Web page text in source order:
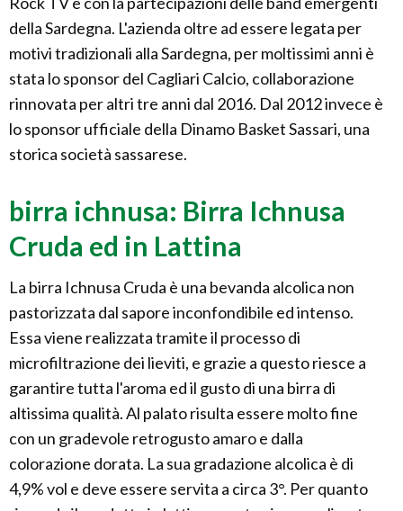
della Sardegna. L'azienda oltre ad essere legata per
motivi tradizionali alla Sardegna, per moltissimi anni è
stata lo sponsor del Cagliari Calcio, collaborazione
rinnovata per altri tre anni dal 2016. Dal 2012 invece è
lo sponsor ufficiale della Dinamo Basket Sassari, una
storica società sassarese.
birra ichnusa: Birra Ichnusa
Cruda ed in Lattina
La birra Ichnusa Cruda è una bevanda alcolica non
pastorizzata dal sapore inconfondibile ed intenso.
Essa viene realizzata tramite il processo di
microfiltrazione dei lieviti, e grazie a questo riesce a
garantire tutta l'aroma ed il gusto di una birra di
altissima qualità. Al palato risulta essere molto fine
con un gradevole retrogusto amaro e dalla
colorazione dorata. La sua gradazione alcolica è di
4,9% vol e deve essere servita a circa 3°. Per quanto